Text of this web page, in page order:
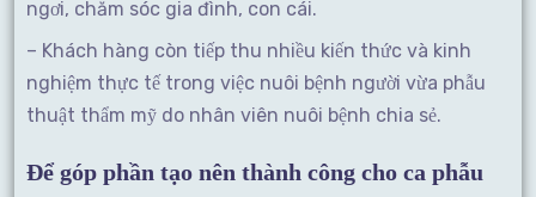
ngơi, chăm sóc gia đình, con cái.
– Khách hàng còn tiếp thu nhiều kiến thức và kinh
nghiệm thực tế trong việc nuôi bệnh người vừa phẫu
thuật thẩm mỹ do nhân viên nuôi bệnh chia sẻ.
Để góp phần tạo nên thành công cho ca phẫu